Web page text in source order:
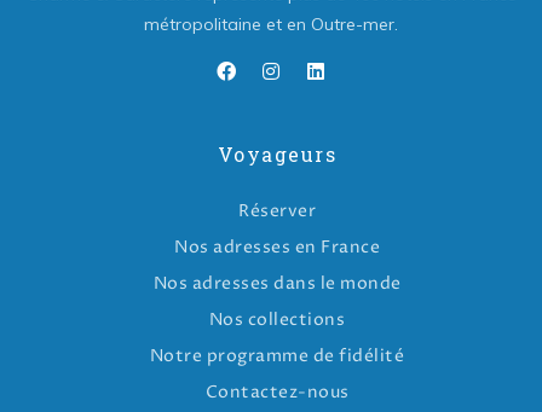
métropolitaine et en Outre-mer.
Voyageurs
Réserver
Nos adresses en France
Nos adresses dans le monde
Nos collections
Notre programme de fidélité
Contactez-nous